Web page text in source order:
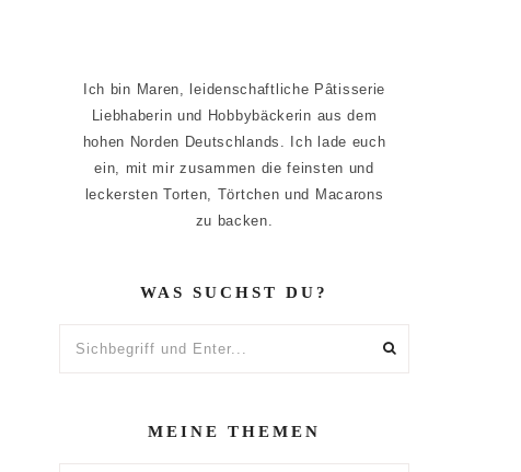
Ich bin Maren, leidenschaftliche Pâtisserie
Liebhaberin und Hobbybäckerin aus dem
hohen Norden Deutschlands. Ich lade euch
ein, mit mir zusammen die feinsten und
leckersten Torten, Törtchen und Macarons
zu backen.
WAS SUCHST DU?
MEINE THEMEN